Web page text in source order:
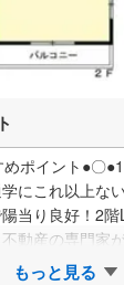
ポイント●〇
にこれ以上な
当り良好！2
動産の専門家
現地見学とあわ
もっと見る